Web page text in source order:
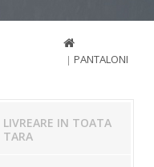
PANTALONI
LIVREARE IN TOATA
TARA